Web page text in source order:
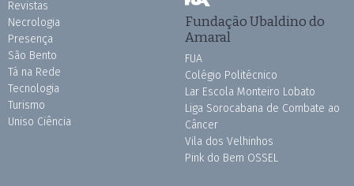
Revistas
Necrologia
Presença
São Bento
Tá na Rede
Tecnologia
Turismo
Uniso Ciência
Fundação Ubaldino do
Amaral
FUA
Colégio Politécnico
Lar Escola Monteiro Lobato
Liga Sorocabana de Combate ao
Câncer
Vila dos Velhinhos
Pink do Bem OSSEL